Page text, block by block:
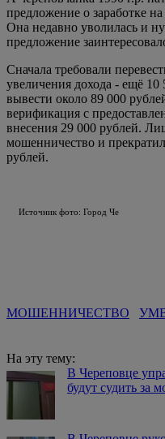
предложение о заработке
Она недавно уволилась и
предложение
Сначала требовали
увеличения дохода - ещё 10
вывести около 89 000
верификация с
внесения 29 000 рублей.
мошенничество и
рублей.
Источник фото: Город Че
МОШЕННИЧЕСТВО
На эту тему:
В Череповце
будут судить за